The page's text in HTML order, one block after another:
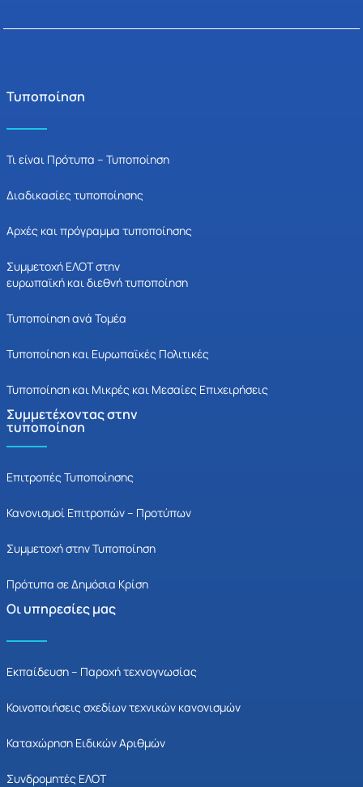
Τυποποίηση
Τι είναι Πρότυπα – Τυποποίηση
Διαδικασίες τυποποίησης
Αρχές και πρόγραμμα τυποποίησης
Συμμετοχή ΕΛΟΤ στην
ευρωπαϊκή και διεθνή τυποποίηση
Τυποποίηση ανά Τομέα
Τυποποίηση και Ευρωπαϊκές Πολιτικές
Τυποποίηση και Μικρές και Μεσαίες Επιχειρήσεις
Συμμετέχοντας στην
τυποποίηση
Επιτροπές Τυποποίησης
Κανονισμοί Επιτροπών – Προτύπων
Συμμετοχή στην Τυποποίηση
Πρότυπα σε Δημόσια Κρίση
Οι υπηρεσίες μας
Εκπαίδευση – Παροχή τεχνογνωσίας
Κοινοποιήσεις σχεδίων τεχνικών κανονισμών
Καταχώρηση Ειδικών Αριθμών
Συνδρομητές ΕΛΟΤ